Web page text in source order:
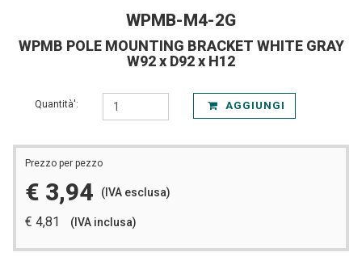
WPMB-M4-2G
WPMB POLE MOUNTING BRACKET WHITE GRAY
W92 x D92 x H12
Quantità': AGGIUNGI
Prezzo per pezzo
€ 3,94 (IVA esclusa)
€ 4,81 (IVA inclusa)